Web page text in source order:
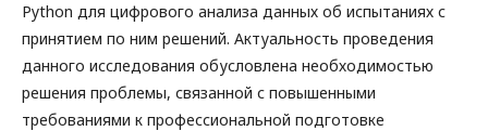
Python для цифрового анализа данных об испытаниях с
принятием по ним решений. Актуальность проведения
данного исследования обусловлена необходимостью
решения проблемы, связанной с повышенными
требованиями к профессиональной подготовке